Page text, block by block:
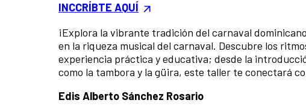
INCCRÍBTE AQUÍ
¡Explora la vibrante tradición del carnaval
en la riqueza musical del carnaval. Descubre los
experiencia práctica y educativa; desde la
como la tambora y la güira, este taller te conectará
Edis Alberto Sánchez Rosario